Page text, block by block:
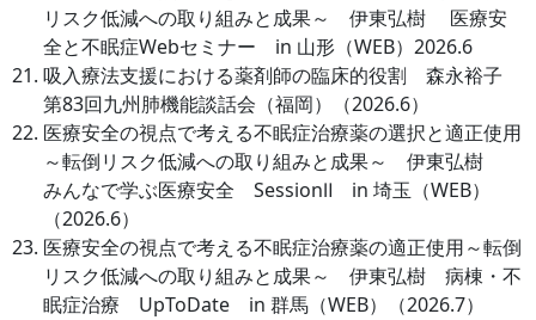
リスク低減への取り組みと成果～ 伊東弘樹 医療安
全と不眠症Webセミナー in 山形（WEB）2026.6
吸入療法支援における薬剤師の臨床的役割 森永裕子
第83回九州肺機能談話会（福岡）（2026.6）
医療安全の視点で考える不眠症治療薬の選択と適正使用
～転倒リスク低減への取り組みと成果～ 伊東弘樹
みんなで学ぶ医療安全 SessionⅡ in 埼玉（WEB）
（2026.6）
医療安全の視点で考える不眠症治療薬の適正使用～転倒
リスク低減への取り組みと成果～ 伊東弘樹 病棟・不
眠症治療 UpToDate in 群馬（WEB）（2026.7）